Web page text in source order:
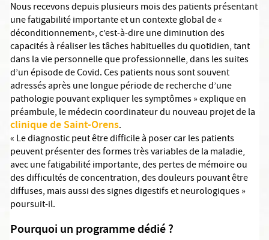
Nous recevons depuis plusieurs mois des patients présentant
une fatigabilité importante et un contexte global de «
déconditionnement», c’est-à-dire une diminution des
capacités à réaliser les tâches habituelles du quotidien, tant
dans la vie personnelle que professionnelle, dans les suites
d’un épisode de Covid. Ces patients nous sont souvent
adressés après une longue période de recherche d’une
pathologie pouvant expliquer les symptômes » explique en
préambule, le médecin coordinateur du nouveau projet de la
clinique de Saint-Orens.
« Le diagnostic peut être difficile à poser car les patients
peuvent présenter des formes très variables de la maladie,
avec une fatigabilité importante, des pertes de mémoire ou
des difficultés de concentration, des douleurs pouvant être
diffuses, mais aussi des signes digestifs et neurologiques »
poursuit-il.
Pourquoi un programme dédié ?